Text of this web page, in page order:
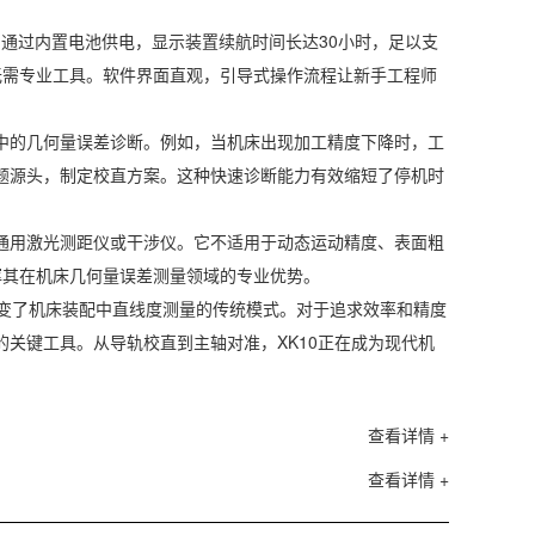
过内置电池供电，显示装置续航时间长达30小时，足以支
专业工具。软件界面直观，引导式操作流程让新手工程师
几何量误差诊断。例如，当机床出现加工精度下降时，工
头，制定校直方案。这种快速诊断能力有效缩短了停机时
激光测距仪或干涉仪。它不适用于动态运动精度、表面粗
在机床几何量误差测量领域的专业优势。
机床装配中直线度测量的传统模式。对于追求效率和精度
键工具。从导轨校直到主轴对准，XK10正在成为现代机
查看详情 +
查看详情 +